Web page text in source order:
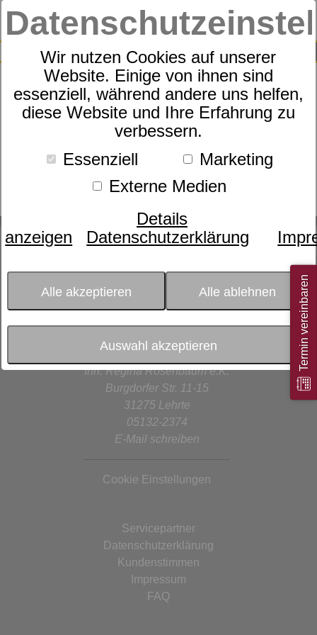
Wir nutzen Cookies auf unserer
Website. Einige von ihnen sind
essenziell, während andere uns helfen,
diese Website und Ihre Erfahrung zu
verbessern.
Essenziell
Marketing
Externe Medien
Details
anzeigen
Datenschutzerklärung
Alle akzeptieren Alle ablehnen
Auswahl akzeptieren
SUCHE
0
Zur Zeit befinden sich keine Artikel auf
Ihrer Merkliste.
Heinrich Welge
Inh. Regina Rosenbaum e.K.
Burgdorfer Str. 11-15
31275 Lehrte
05132-2374
E-Mail schreiben
Cookie Einstellungen
Servicepartner
Datenschutzerklärung
Kundenstimmen
Impressum
FAQ
Termin vereinbaren